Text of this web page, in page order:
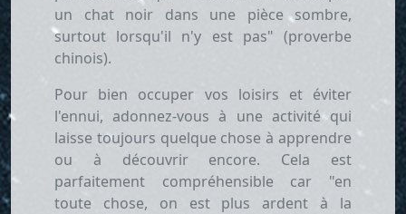
un chat noir dans une pièce sombre,
surtout lorsqu'il n'y est pas" (proverbe
chinois).
Pour bien occuper vos loisirs et éviter
l'ennui, adonnez-vous à une activité qui
laisse toujours quelque chose à apprendre
ou à découvrir encore. Cela est
parfaitement compréhensible car "en
toute chose, on est plus ardent à la